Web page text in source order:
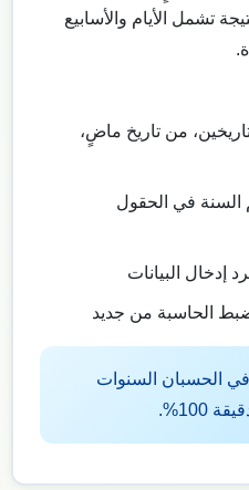
تشمل الأيام والأسابيع
من تاريخ ماضٍ،
السنة في الحقول
إدخال البيانات
الحاسبة من جديد
في الحسبان السنوات
100%.